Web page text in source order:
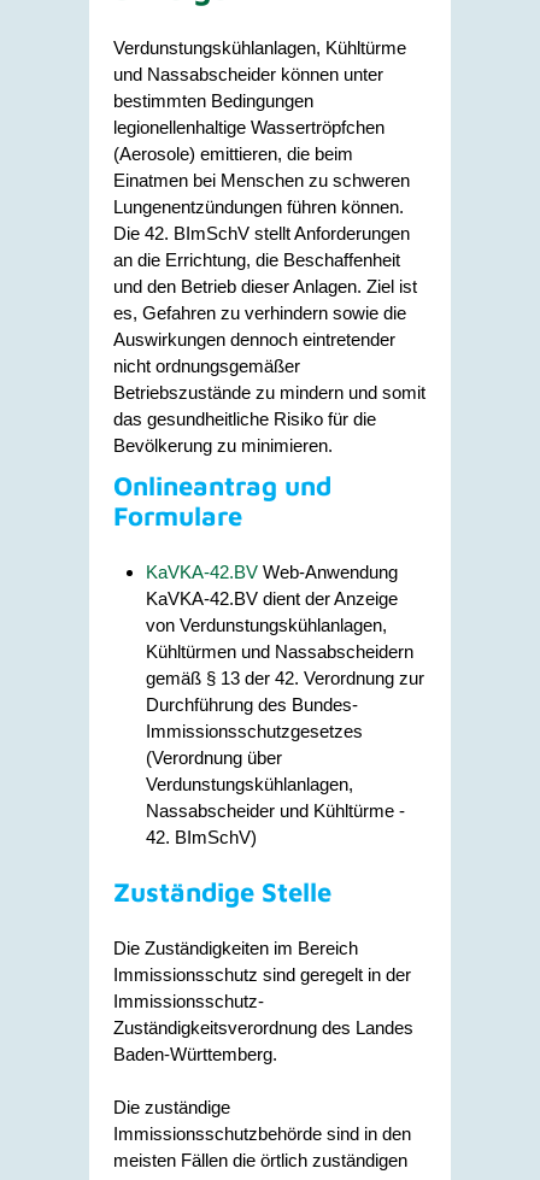
Verdunstungskühlanlagen, Kühltürme
und Nassabscheider können unter
bestimmten Bedingungen
legionellenhaltige Wassertröpfchen
(Aerosole) emittieren, die beim
Einatmen bei Menschen zu schweren
Lungenentzündungen führen können.
Die 42. BImSchV stellt Anforderungen
an die Errichtung, die Beschaffenheit
und den Betrieb dieser Anlagen. Ziel ist
es, Gefahren zu verhindern sowie die
Auswirkungen dennoch eintretender
nicht ordnungsgemäßer
Betriebszustände zu mindern und somit
das gesundheitliche Risiko für die
Bevölkerung zu minimieren.
Onlineantrag und
Formulare
KaVKA-42.BV Web-Anwendung
KaVKA-42.BV dient der Anzeige
von Verdunstungskühlanlagen,
Kühltürmen und Nassabscheidern
gemäß § 13 der 42. Verordnung zur
Durchführung des Bundes-
Immissionsschutzgesetzes
(Verordnung über
Verdunstungskühlanlagen,
Nassabscheider und Kühltürme -
42. BImSchV)
Zuständige Stelle
Die Zuständigkeiten im Bereich
Immissionsschutz sind geregelt in der
Immissionsschutz-
Zuständigkeitsverordnung des Landes
Baden-Württemberg.
Die zuständige
Immissionsschutzbehörde sind in den
meisten Fällen die örtlich zuständigen